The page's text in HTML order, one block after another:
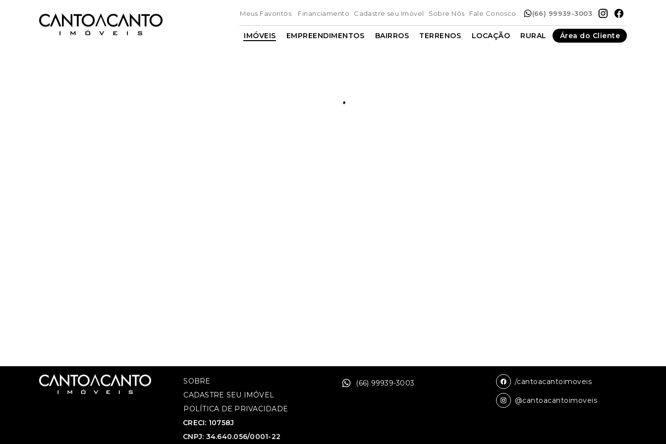
Meus Favoritos Financiamento Cadastre seu Imóvel Sobre Nós Fale Conosco (66) 99939-3003
IMÓVEIS EMPREENDIMENTOS BAIRROS TERRENOS LOCAÇÃO RURAL Área do Cliente
SOBRE
CADASTRE SEU IMÓVEL
POLÍTICA DE PRIVACIDADE
CRECI: 10758J
CNPJ: 34.640.056/0001-22
(66) 99939-3003 /cantoacantoimoveis
@cantoacantoimoveis